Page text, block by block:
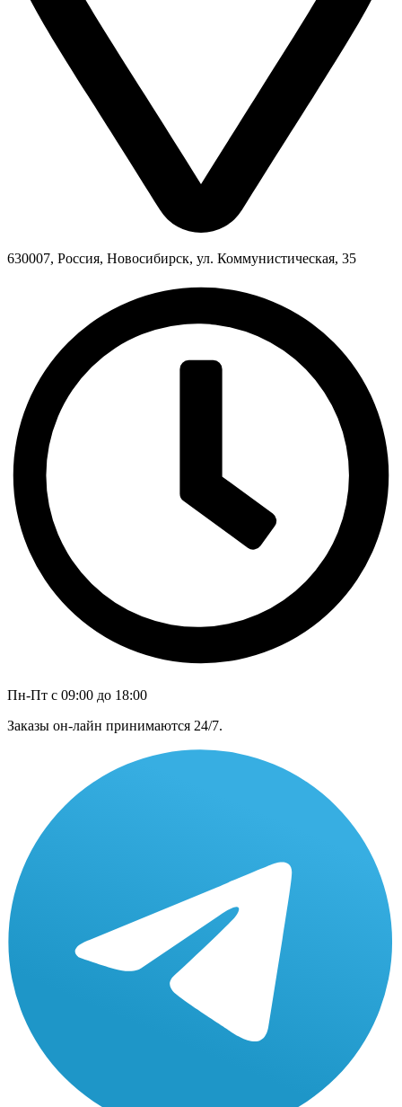
630007, Россия, Новосибирск, ул. Коммунистическая, 35
Пн-Пт с 09:00 до 18:00
Заказы он-лайн принимаются 24/7.